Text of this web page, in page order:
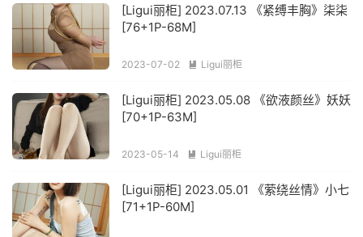
[Ligui丽柜] 2023.07.13 《紧缚丰胸》柒柒
[76+1P-68M]
2023-07-02  Ligui丽柜
[Ligui丽柜] 2023.05.08 《欲液颜丝》妖妖
[70+1P-63M]
2023-05-14  Ligui丽柜
[Ligui丽柜] 2023.05.01 《萦绕丝情》小七
[71+1P-60M]